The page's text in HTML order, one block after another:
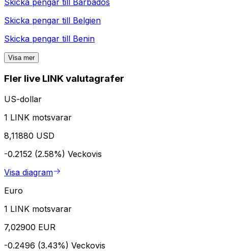
Skicka pengar till
Barbados
Skicka pengar till Belgien
Skicka pengar till Benin
Visa mer
Fler live LINK valutagrafer
US-dollar
1 LINK motsvarar
8,11880 USD
-0.2152 (2.58%) Veckovis
Visa diagram
Euro
1 LINK motsvarar
7,02900 EUR
-0.2496 (3.43%) Veckovis